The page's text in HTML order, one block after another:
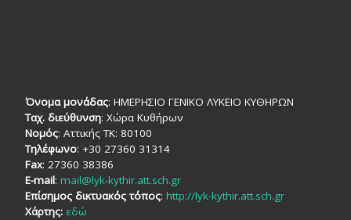
Όνομα μονάδας: ΗΜΕΡΗΣΙΟ ΓΕΝΙΚΟ ΛΥΚΕΙΟ ΚΥΘΗΡΩΝ
Ταχ. διεύθυνση: Χώρα Κυθήρων
Νομός: Αττικής TK: 80100
Τηλέφωνο: +30 27360 31314
Fax: 27360 38386
E-mail: mail@lyk-kythir.att.sch.gr
Επίσημος δικτυακός τόπος: http://lyk-kythir.att.sch.gr
Χάρτης: εδώ